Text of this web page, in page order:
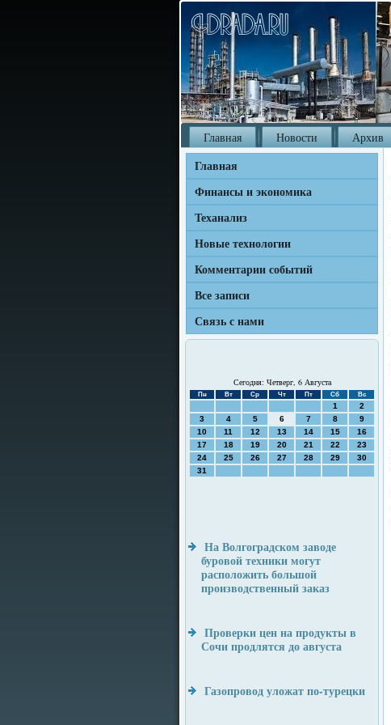
Главная Новости Архив
Главная
Финансы и экономика
Теханализ
Новые технологии
Комментарии событий
Все записи
Связь с нами
Сегодня: Четверг, 6 Августа
Пн Вт Ср Чт Пт Сб Вс
1
2
3
4 5 6 7 8
9
10
11 12 13 14 15
16
17
18 19 20 21 22
23
24
25 26 27 28 29
30
31
На Волгоградском заводе
буровой техники могут
расположить большой
производственный заказ
Проверки цен на продукты в
Сочи продлятся до августа
Газопровод уложат по-турецки